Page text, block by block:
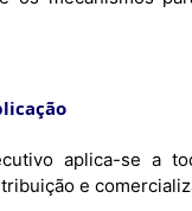
aplica-se a
e